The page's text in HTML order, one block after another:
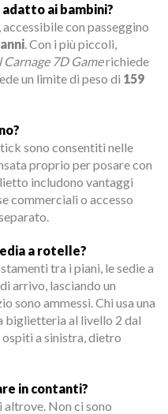
ai bambini?
con passeggino
. Con i più piccoli,
Carnage 7D Gamerichiede
un limite di peso di 159
sono consentiti nelle
proprio per posare con
includono vantaggi
commerciali o accesso
a rotelle?
tra i piani, le sedie a
arrivo, lasciando un
sono ammessi. Chi usa una
biglietteria al livello 2 dal
a sinistra, dietro
in contanti?
altrove. Non ci sono